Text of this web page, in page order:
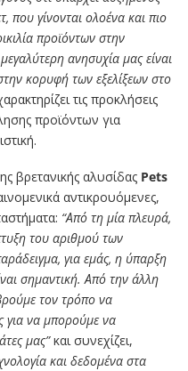
που γίνονται ολοένα και πιο
προϊόντων στην
ανησυχία μας είναι
κορυφή των εξελίξεων στο
τις προκλήσεις
προϊόντων για
βρετανικής αλυσίδας Pets
αντικρουόμενες,
“Από τη μία πλευρά,
του αριθμού των
για εμάς, η ύπαρξη
σημαντική. Από την άλλη
τον τρόπο να
για να μπορούμε να
μας”και συνεχίζει,
και δεδομένα στα